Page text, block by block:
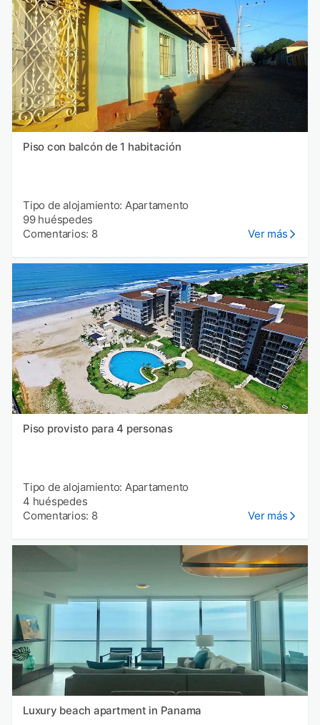
Piso con balcón de 1 habitación
Tipo de alojamiento: Apartamento
99 huéspedes
Comentarios: 8
Ver más
Piso provisto para 4 personas
Tipo de alojamiento: Apartamento
4 huéspedes
Comentarios: 8
Ver más
Luxury beach apartment in Panama